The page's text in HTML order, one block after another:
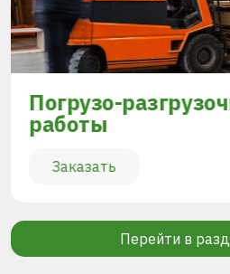
Погрузо-
работы
Заказать
Перейти в